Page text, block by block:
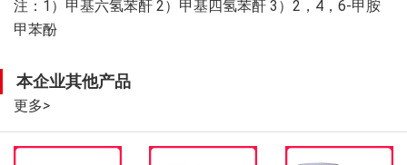
注：1）甲基六氢苯酐 2）甲基四氢苯酐 3）2，4，6-甲胺
甲苯酚
本企业其他产品
更多>